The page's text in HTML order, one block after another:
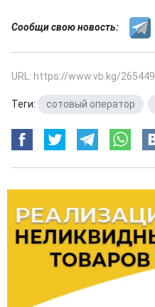
Сообщи свою новость:
URL: https://www.vb.kg/265449
Теги: сотовый оператор